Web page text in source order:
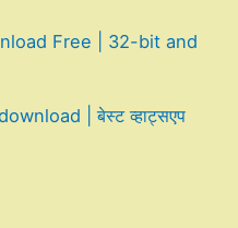
Free | 32-bit and
| बेस्ट व्हाट्सएप